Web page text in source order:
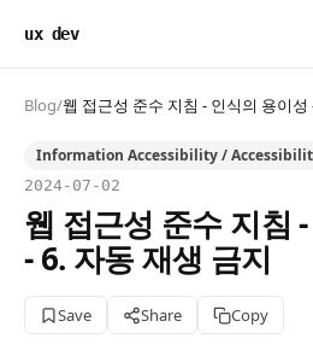
ux dev
Blog/웹 접근성 준수 지침 - 인식의 용이성
Information Accessibility /
2024-07-02
웹 접근성 준수 지침
- 6. 자동 재생 금지
Save Share Copy